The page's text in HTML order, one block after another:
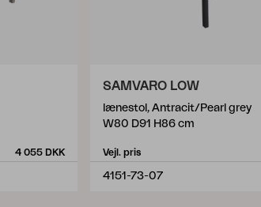
4 055 DKK
SAMVARO LOW
lænestol, Antracit/Pearl grey
W80 D91 H86 cm
Vejl. pris
4151-73-07